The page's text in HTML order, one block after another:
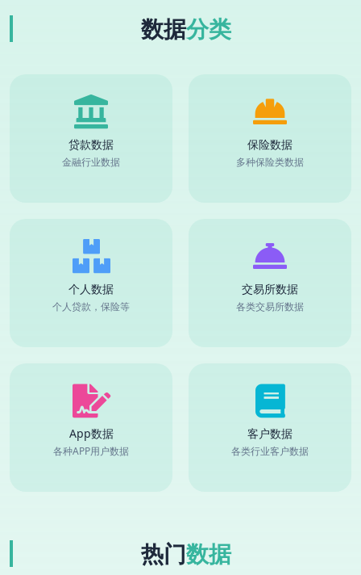
数据分类
贷款数据
金融行业数据
保险数据
多种保险类数据
个人数据
个人贷款，保险等
交易所数据
各类交易所数据
App数据
各种APP用户数据
客户数据
各类行业客户数据
热门数据